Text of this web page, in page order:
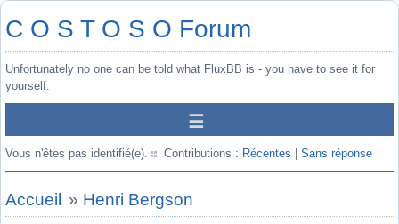
C O S T O S O Forum
Unfortunately no one can be told what FluxBB is - you have to see it for
yourself.
Vous n'êtes pas identifié(e). Contributions : Récentes Sans réponse
Accueil » Henri Bergson